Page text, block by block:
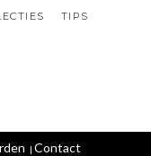
TIPS
Contact